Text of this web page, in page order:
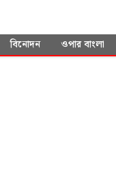
বিনোদন ওপার বাংলা